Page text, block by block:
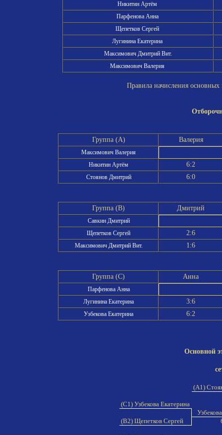
Никитин Артём
Парфенова Анна
Щепетков Сергей
Лугинина Екатерина
Максимович Дмитрий Вит.
Максимович Валерия
Правила начисления
Группа (A) Валерия
Максимович Валерия
Никитин Артём
6:2
Стоянов Дмитрий 6:0
Группа (B) Дмитрий
Савкин Дмитрий
Щепетков Сергей
2:6
Максимович Дмитрий Вит. 1:6
Группа (C) Анна
Парфенова Анна
Лугинина Екатерина
3:6
Узбекова Екатерина 6:2
Основной
(A1)
(C1) Узбекова Екатерина
(B2) Щепетков Сергей